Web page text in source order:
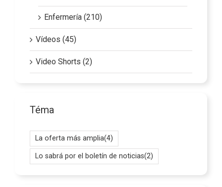
Enfermería (210)
Vídeos (45)
Video Shorts (2)
Téma
La oferta más amplia(4)
Lo sabrá por el boletín de noticias(2)